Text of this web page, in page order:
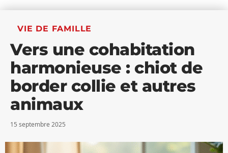
VIE DE FAMILLE
Vers une cohabitation
harmonieuse : chiot de
border collie et autres
animaux
15 septembre 2025